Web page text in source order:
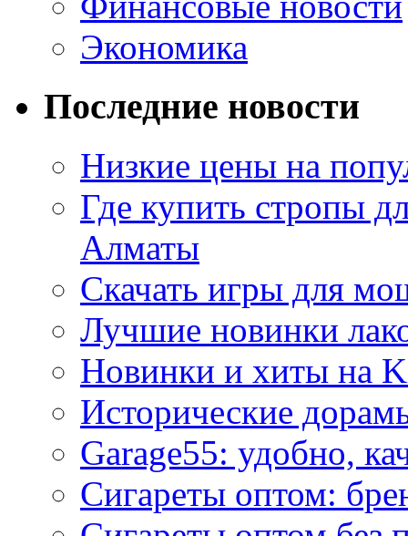
Экономика
Последние новости
Низкие цены на
Где купить стропы
Алматы
Скачать игры для
Лучшие новинки
Новинки и хиты на
Исторические
Garage55: удобно,
Сигареты оптом: